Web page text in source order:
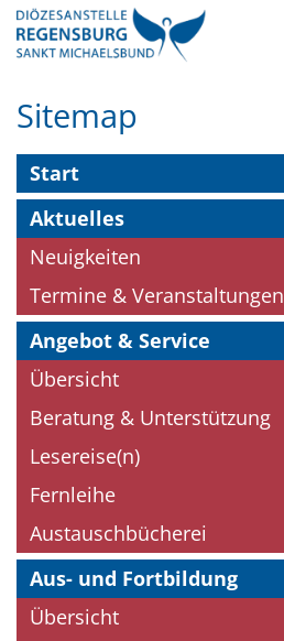
Zum Inhalt springen
Sitemap
Start
Aktuelles
Neuigkeiten
Termine & Veranstaltungen
Angebot & Service
Übersicht
Beratung & Unterstützung
Lesereise(n)
Fernleihe
Austauschbücherei
Aus- und Fortbildung
Übersicht